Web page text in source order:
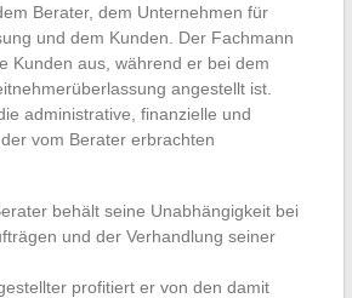
Berater, dem Unternehmen für
und dem Kunden. Der Fachmann
Kunden aus, während er bei dem
angestellt ist.
administrative, finanzielle und
vom Berater erbrachten
behält seine Unabhängigkeit bei
und der Verhandlung seiner
profitiert er von den damit